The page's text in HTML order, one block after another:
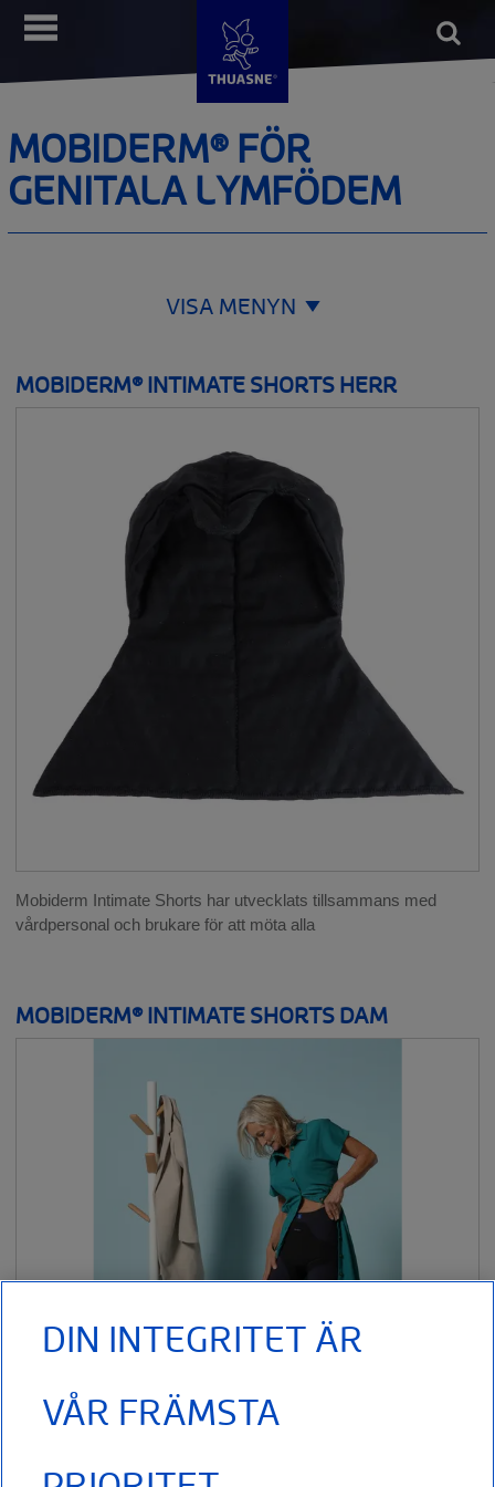
Hoppa
Open
form Meny Sök
MOBIDERM® FÖR
GENITALA LYMFÖDEM
VISA MENYN
__SHOW
ORTOPEDI
THUASNE SPORT
KOMPRESSION
BEHANDLING AV LYMFÖDEM
Mobiderm® för bandagering
Mobiderm® för ben
Mobiderm® för arm
BEHANDLING AV ÄRR
ESTETISK KIRURGI & LIPÖDEM
FLEBOLOGI
SÅRBEHANDLING
BRÖSTPROTESER
MOBIDERM® INTIMATE SHORTS HERR
Mobiderm Intimate Shorts har utvecklats tillsammans med
vårdpersonal och brukare för att möta alla
MOBIDERM® INTIMATE SHORTS DAM
DIN INTEGRITET ÄR
VÅR FRÄMSTA